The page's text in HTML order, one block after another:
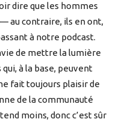
dire que les hommes
au contraire, ils en ont,
à notre podcast.
de mettre la lumière
à la base, peuvent
fait toujours plaisir de
de la communauté
moins, donc c’est sûr